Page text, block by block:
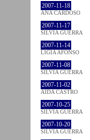
2007-11-18
ANA CARDOSO
2007-11-17
SÍLVIA GUERRA
2007-11-14
LÍGIA AFONSO
2007-11-08
SÍLVIA GUERRA
2007-11-02
AIDA CASTRO
2007-10-25
SÍLVIA GUERRA
2007-10-20
SÍLVIA GUERRA